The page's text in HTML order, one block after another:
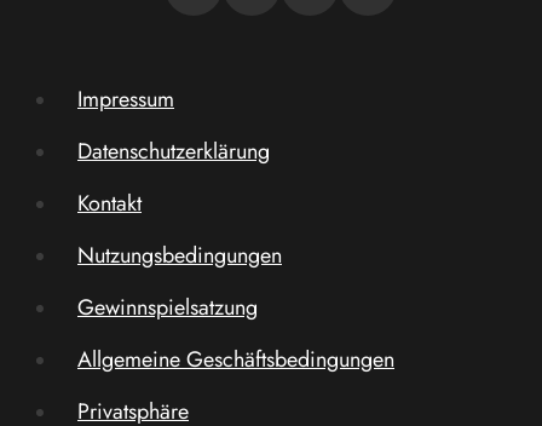
Impressum
Datenschutzerklärung
Kontakt
Nutzungsbedingungen
Gewinnspielsatzung
Allgemeine Geschäftsbedingungen
Privatsphäre